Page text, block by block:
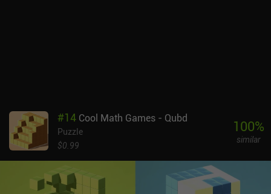
#14 Cool Math Games - Qubd
Puzzle
$0.99
100%
similar